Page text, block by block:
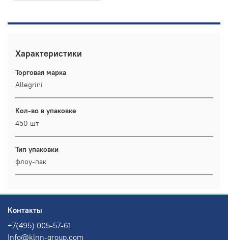
Характеристики
Торговая марка
Allegrini
Кол-во в упаковке
450 шт
Тип упаковки
флоу-пак
Контакты
+7(495) 005-57-61
Info@klnn-group.com